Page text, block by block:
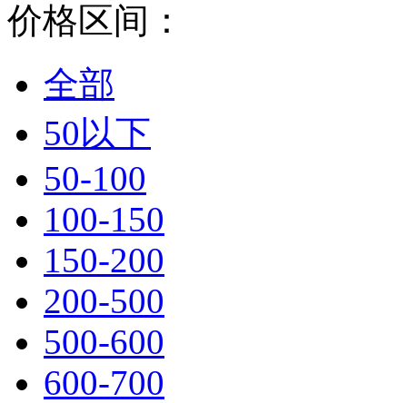
价格区间：
全部
50以下
50-100
100-150
150-200
200-500
500-600
600-700